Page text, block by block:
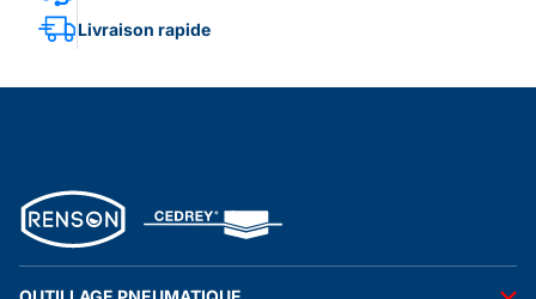
Livraison rapide